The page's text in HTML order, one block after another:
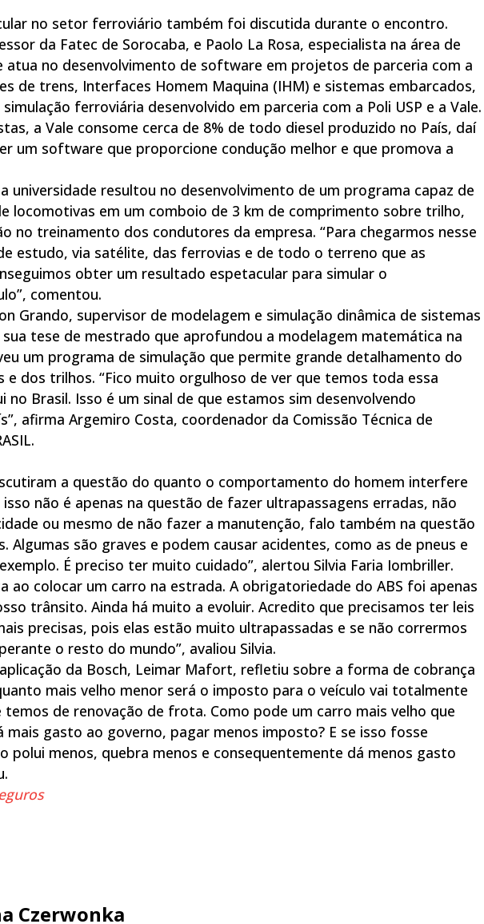
no setor ferroviário também foi discutida durante o encontro.
da Fatec de Sorocaba, e Paolo La Rosa, especialista na área de
atua no desenvolvimento de software em projetos de parceria com a
de trens, Interfaces Homem Maquina (IHM) e sistemas embarcados,
ferroviária desenvolvido em parceria com a Poli USP e a Vale.
a Vale consome cerca de 8% de todo diesel produzido no País, daí
um software que proporcione condução melhor e que promova a
universidade resultou no desenvolvimento de um programa capaz de
locomotivas em um comboio de 3 km de comprimento sobre trilho,
no treinamento dos condutores da empresa. “Para chegarmos nesse
estudo, via satélite, das ferrovias e de todo o terreno que as
obter um resultado espetacular para simular o
comentou.
Grando, supervisor de modelagem e simulação dinâmica de sistemas
tese de mestrado que aprofundou a modelagem matemática na
um programa de simulação que permite grande detalhamento do
dos trilhos. “Fico muito orgulhoso de ver que temos toda essa
no Brasil. Isso é um sinal de que estamos sim desenvolvendo
afirma Argemiro Costa, coordenador da Comissão Técnica de
a questão do quanto o comportamento do homem interfere
isso não é apenas na questão de fazer ultrapassagens erradas, não
ou mesmo de não fazer a manutenção, falo também na questão
Algumas são graves e podem causar acidentes, como as de pneus e
É preciso ter muito cuidado”, alertou Silvia Faria Iombriller.
ao colocar um carro na estrada. A obrigatoriedade do ABS foi apenas
trânsito. Ainda há muito a evoluir. Acredito que precisamos ter leis
precisas, pois elas estão muito ultrapassadas e se não corrermos
o resto do mundo”, avaliou Silvia.
da Bosch, Leimar Mafort, refletiu sobre a forma de cobrança
mais velho menor será o imposto para o veículo vai totalmente
de renovação de frota. Como pode um carro mais velho que
mais gasto ao governo, pagar menos imposto? E se isso fosse
polui menos, quebra menos e consequentemente dá menos gasto
Czerwonka